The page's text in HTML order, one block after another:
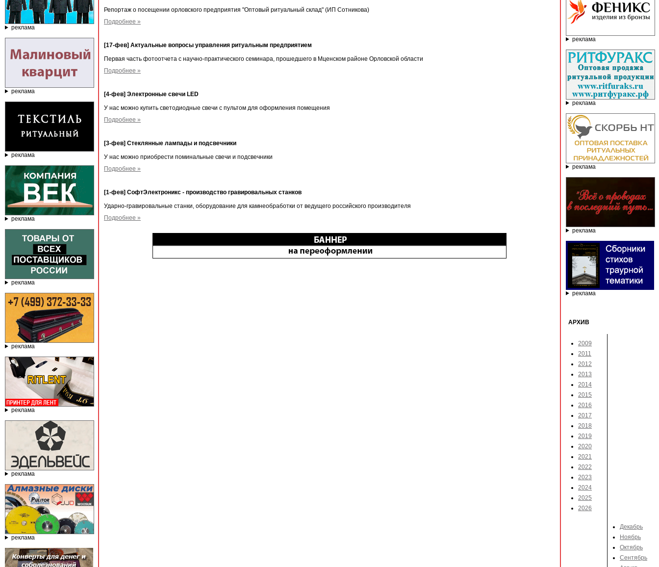
реклама
реклама
реклама
реклама
реклама
реклама
реклама
реклама
реклама
Репортаж о посещении орловского предприятия "Оптовый ритуальный склад" (ИП Сотникова)
Подробнее »
[17-фев] Актуальные вопросы управления ритуальным предприятием
Первая часть фотоотчета с научно-практического семинара, прошедшего в Мценском районе Орловской области
Подробнее »
[4-фев] Электронные свечи LED
У нас можно купить светодиодные свечи с пультом для оформления помещения
Подробнее »
[3-фев] Стеклянные лампады и подсвечники
У нас можно приобрести поминальные свечи и подсвечники
Подробнее »
[1-фев] СофтЭлектроникс - производство гравировальных станков
Ударно-гравировальные станки, оборудование для камнеобработки от ведущего российского производителя
Подробнее »
реклама
реклама
реклама
реклама
реклама
АРХИВ
2009
2011
2012
2013
2014
2015
2016
2017
2018
2019
2020
2021
2022
2023
2024
2025
2026
Декабрь
Ноябрь
Октябрь
Сентябрь